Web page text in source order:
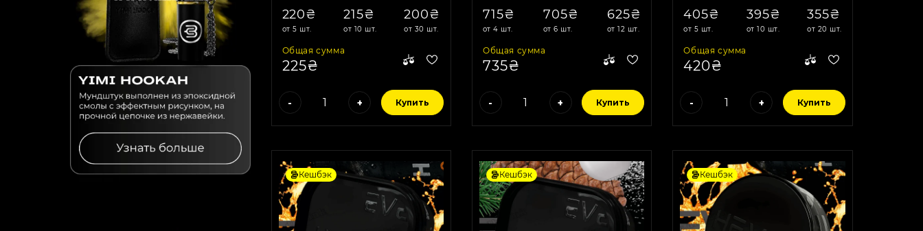
220₴
от 5 шт.
215₴
от 10 шт.
200₴
от 30 шт.
Общая сумма
225₴
- + Купить
715₴
от 4 шт.
705₴
от 6 шт.
625₴
от 12 шт.
Общая сумма
735₴
- + Купить
405₴
от 5 шт.
395₴
от 10 шт.
355₴
от 20 шт.
Общая сумма
420₴
- + Купить
Кешбэк Кешбэк Кешбэк